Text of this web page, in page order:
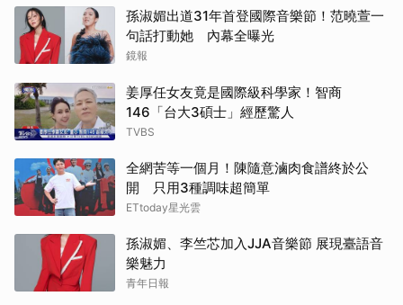
孫淑媚出道31年首登國際音樂節！范曉萱一
句話打動她 內幕全曝光
鏡報
姜厚任女友竟是國際級科學家！智商
146「台大3碩士」經歷驚人
TVBS
全網苦等一個月！陳隨意滷肉食譜終於公
開 只用3種調味超簡單
ETtoday星光雲
孫淑媚、李竺芯加入JJA音樂節 展現臺語音
樂魅力
青年日報